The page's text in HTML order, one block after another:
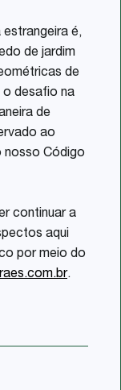
é,
de jardim
de
o desafio na
de
ao
nosso Código
continuar a
aqui
por meio do
.